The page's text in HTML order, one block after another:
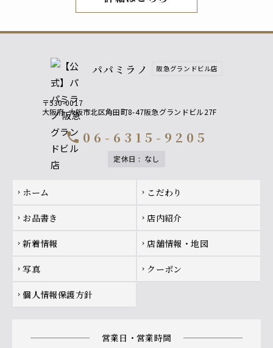
パパミラノ 阪急グランドビル店
〒530-0017
大阪府 大阪市北区角田町8-47阪急グランドビル27F
call 06-6315-9205
定休日 : なし
Footer navigation
chevron_right ホーム chevron_right こだわり
chevron_right お品書き chevron_right 店内紹介
chevron_right 新着情報 chevron_right 店舗情報・地図
chevron_right 写真 chevron_right クーポン
chevron_right 個人情報保護方針
営業日・営業時間